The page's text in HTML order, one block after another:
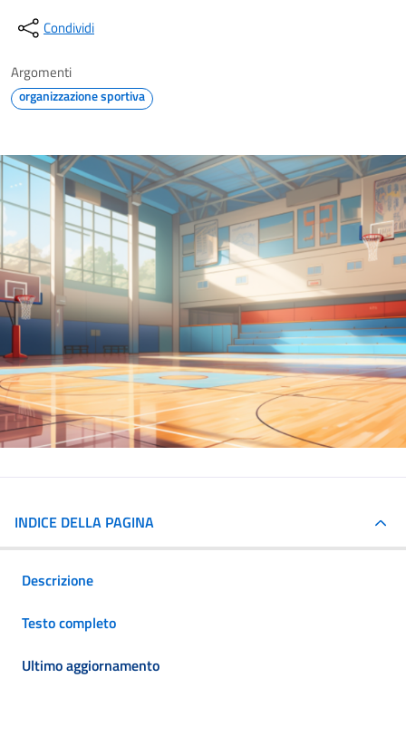
Condividi
Argomenti
organizzazione sportiva
INDICE DELLA PAGINA
Descrizione
Testo completo
Ultimo aggiornamento